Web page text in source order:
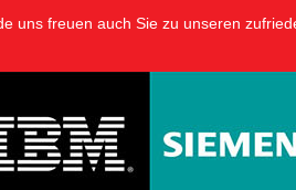
uns freuen auch Sie zu unseren